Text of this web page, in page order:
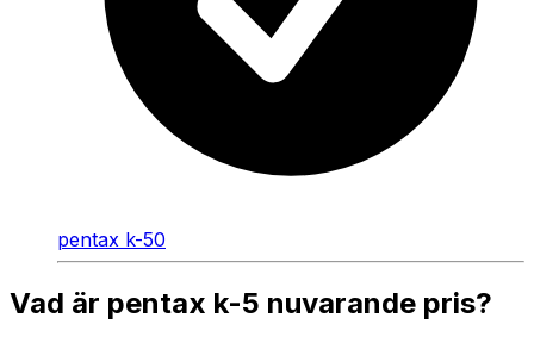
pentax k-50
Vad är pentax k-5 nuvarande pris?